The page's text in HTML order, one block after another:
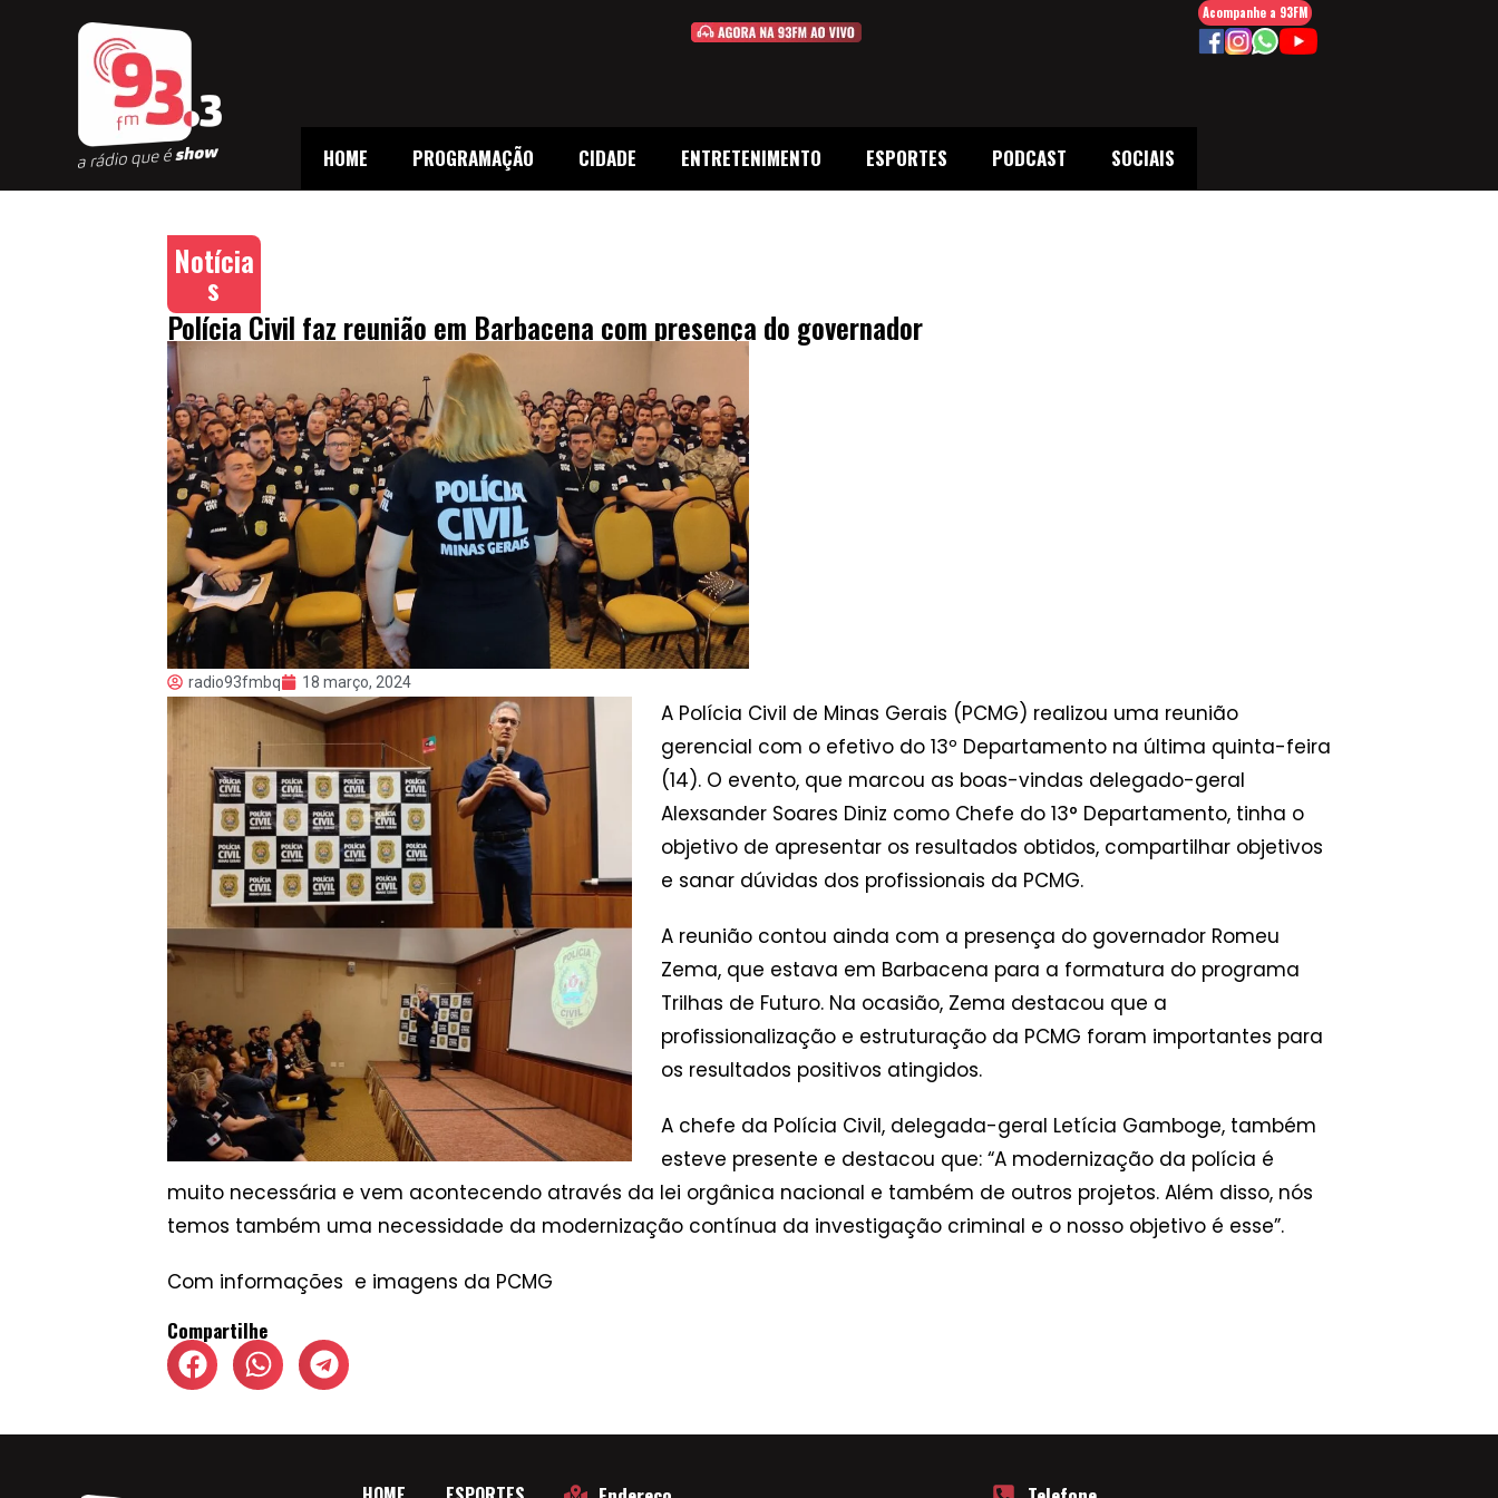
HOME PROGRAMAÇÃO CIDADE ENTRETENIMENTO ESPORTES PODCAST SOCIAIS
Acompanhe a 93FM
Notícia
s
Polícia Civil faz reunião em Barbacena com presença do governador
radio93fmbq 18 março, 2024
A Polícia Civil de Minas Gerais (PCMG) realizou uma reunião
gerencial com o efetivo do 13º Departamento na última quinta-feira
(14). O evento, que marcou as boas-vindas delegado-geral
Alexsander Soares Diniz como Chefe do 13° Departamento, tinha o
objetivo de apresentar os resultados obtidos, compartilhar objetivos
e sanar dúvidas dos profissionais da PCMG.
A reunião contou ainda com a presença do governador Romeu
Zema, que estava em Barbacena para a formatura do programa
Trilhas de Futuro. Na ocasião, Zema destacou que a
profissionalização e estruturação da PCMG foram importantes para
os resultados positivos atingidos.
A chefe da Polícia Civil, delegada-geral Letícia Gamboge, também
esteve presente e destacou que: “A modernização da polícia é
muito necessária e vem acontecendo através da lei orgânica nacional e também de outros projetos. Além disso, nós
temos também uma necessidade da modernização contínua da investigação criminal e o nosso objetivo é esse”.
Com informações e imagens da PCMG
Compartilhe